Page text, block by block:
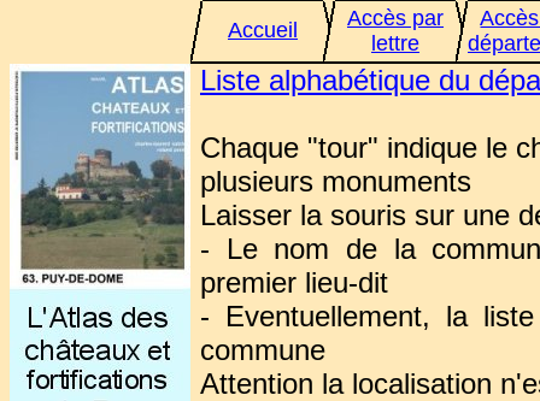
Accueil
Accès par
lettre
Liste alphabétique du
Chaque "tour" indique le
plusieurs monuments
Laisser la souris sur une
- Le nom de la
premier lieu-dit
- Eventuellement, la
commune
Attention la localisation